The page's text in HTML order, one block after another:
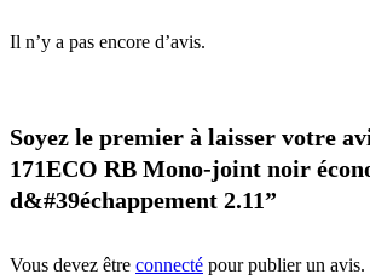
Il n’y a pas encore d’avis.
Soyez le premier à laisser votre
171ECO RB Mono-joint noir
d&#39échappement 2.11”
Vous devez être connecté pour publier un avis.